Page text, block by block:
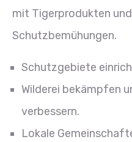
mit Tigerprodukten
Schutzbemühungen.
Schutzgebiete
Wilderei bekämpfen
verbessern.
Lokale